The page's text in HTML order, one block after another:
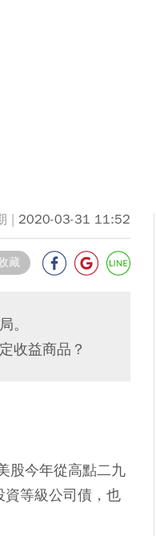
2020-03-31 11:52
藏
。
收益商品？
股今年從高點二九
資等級公司債，也